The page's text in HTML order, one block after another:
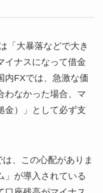
「大暴落などで大き
イナスになって借金
内FXでは、急激な価
わなかった場合、マ
金）」として必ず支
、この心配がありま
」が導入されている